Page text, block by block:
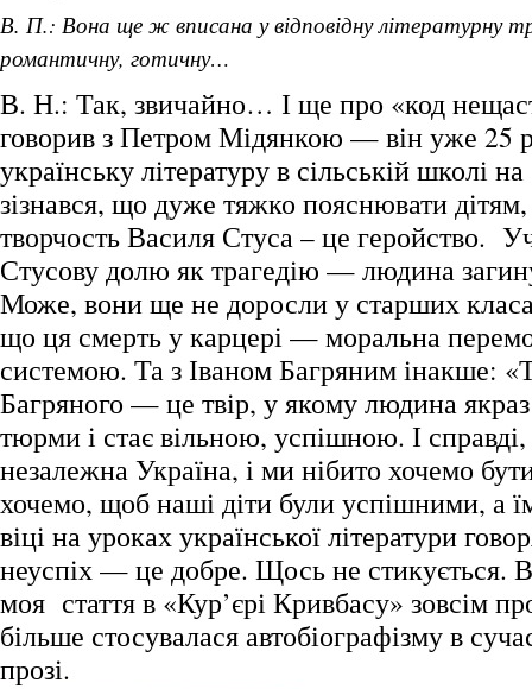
В. П.: Вона ще ж вписана у відповідну літературну
романтичну, готичну…
В. Н.: Так, звичайно… І ще про «код
говорив з Петром Мідянкою — він уже 25
українську літературу в сільській школі
зізнався, що дуже тяжко пояснювати
творчость Василя Стуса – це геройство.
Стусову долю як трагедію — людина
Може, вони ще не доросли у старших
що ця смерть у карцері — моральна
системою. Та з Іваном Багряним інакше:
Багряного — це твір, у якому людина якраз
тюрми і стає вільною, успішною. І
незалежна Україна, і ми нібито хочемо
хочемо, щоб наші діти були успішними, а
віці на уроках української літератури
неуспіх — це добре. Щось не стикується.
моя стаття в «Кур’єрі Кривбасу» зовсім
більше стосувалася автобіографізму в
прозі.